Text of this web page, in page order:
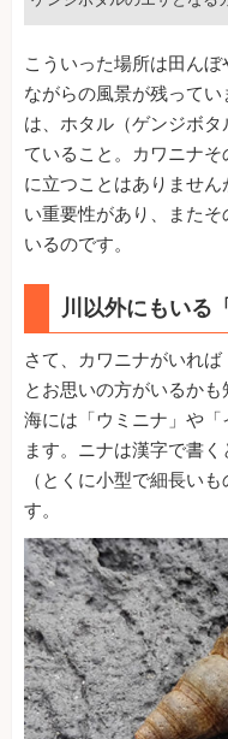
こういった場所は田ん
ながらの風景が残って
は、ホタル（ゲンジボ
ていること。カワニナ
に立つことはありませ
い重要性があり、また
いるのです。
川以外にもいる
さて、カワニナがいれば
とお思いの方がいるかも
海には「ウミニナ」や
ます。ニナは漢字で書
（とくに小型で細長い
す。